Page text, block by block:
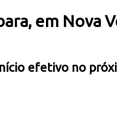
em
efetivo no